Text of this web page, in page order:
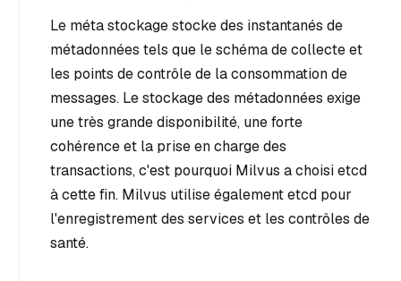
Le méta stockage stocke des instantanés de
métadonnées tels que le schéma de collecte et
les points de contrôle de la consommation de
messages. Le stockage des métadonnées exige
une très grande disponibilité, une forte
cohérence et la prise en charge des
transactions, c'est pourquoi Milvus a choisi etcd
à cette fin. Milvus utilise également etcd pour
l'enregistrement des services et les contrôles de
santé.